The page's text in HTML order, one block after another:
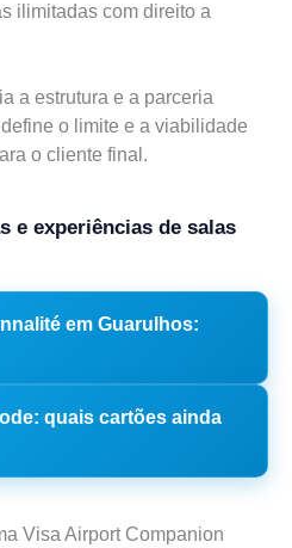
ilimitadas com direito a
a estrutura e a parceria
o limite e a viabilidade
o cliente final.
e experiências de salas
em Guarulhos:
quais cartões ainda
Visa Airport Companion